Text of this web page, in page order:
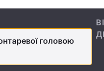
головою